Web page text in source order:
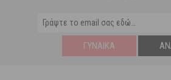
ΓΥΝΑΊΚΑ